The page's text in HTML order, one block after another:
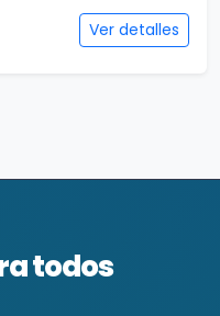
Ver detalles
todos